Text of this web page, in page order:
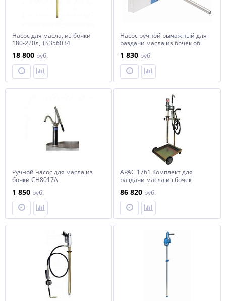
Насос для масла, из бочки
180-220л, TS356034
18 800 руб.
Насос ручной рычажный для
раздачи масла из бочек об.
1 830 руб.
Ручной насос для масла из
бочки CH8017A
1 850 руб.
APAC 1761 Комплект для
раздачи масла из бочек
86 820 руб.